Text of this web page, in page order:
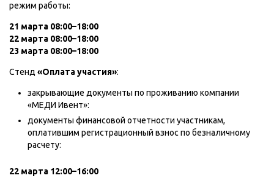
режим работы:
21 марта 08:00–18:00
22 марта 08:00–18:00
23 марта 08:00–18:00
Стенд «Оплата участия»:
закрывающие документы по проживанию компании
«МЕДИ Ивент»:
документы финансовой отчетности участникам,
оплатившим регистрационный взнос по безналичному
расчету:
22 марта 12:00–16:00